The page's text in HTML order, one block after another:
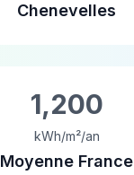
Chenevelles
1,200
kWh/m²/an
Moyenne France